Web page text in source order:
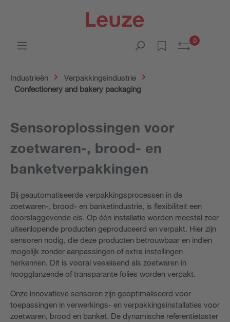
0
Industrieën
Verpakkingsindustrie
Confectionery and bakery packaging
Sensoroplossingen voor
zoetwaren-, brood- en
banketverpakkingen
Bij geautomatiseerde verpakkingsprocessen in de
zoetwaren-, brood- en banketindustrie, is flexibiliteit een
doorslaggevende eis. Op één installatie worden meestal zeer
uiteenlopende producten geproduceerd en verpakt. Hier zijn
sensoren nodig, die deze producten betrouwbaar en indien
mogelijk zonder aanpassingen of extra instellingen
herkennen. Dit is vooral veeleisend als zoetwaren in
hoogglanzende of transparante folies worden verpakt.
Onze innovatieve sensoren zijn geoptimaliseerd voor
toepassingen in verwerkings- en verpakkingsinstallaties voor
zoetwaren, brood en banket. De dynamische referentietaster